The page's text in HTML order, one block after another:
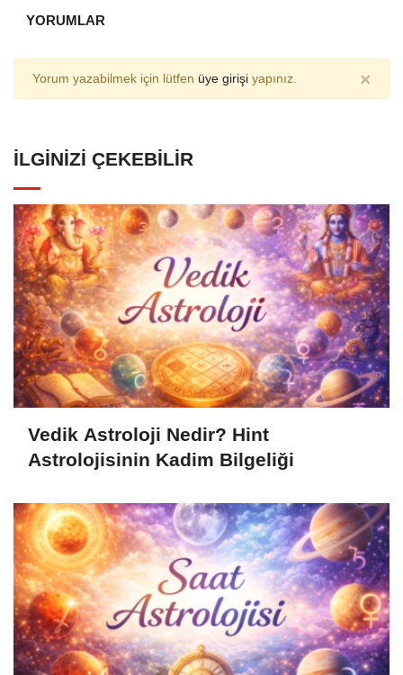
YORUMLAR
Yorum yazabilmek için lütfen üye girişi yapınız. ×
İLGINIZI ÇEKEBILIR
Vedik Astroloji Nedir? Hint
Astrolojisinin Kadim Bilgeliği